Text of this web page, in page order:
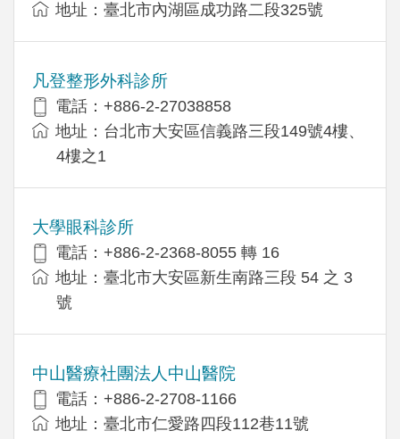
地址：臺北市內湖區成功路二段325號
凡登整形外科診所
電話：+886-2-27038858
地址：台北市大安區信義路三段149號4樓、
4樓之1
大學眼科診所
電話：+886-2-2368-8055 轉 16
地址：臺北市大安區新生南路三段 54 之 3
號
中山醫療社團法人中山醫院
電話：+886-2-2708-1166
地址：臺北市仁愛路四段112巷11號